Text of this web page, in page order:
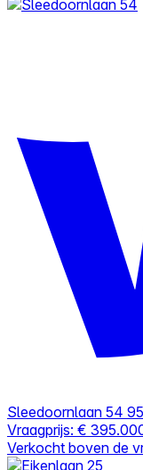
Sleedoornlaan 54
Vraagprijs: €
Verkocht boven de